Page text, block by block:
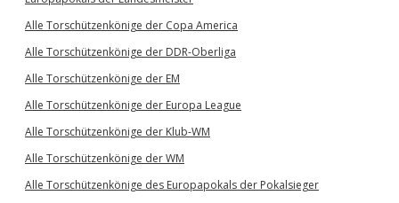
Alle Torschützenkönige der Copa America
Alle Torschützenkönige der DDR-Oberliga
Alle Torschützenkönige der EM
Alle Torschützenkönige der Europa League
Alle Torschützenkönige der Klub-WM
Alle Torschützenkönige der WM
Alle Torschützenkönige des Europapokals der Pokalsieger